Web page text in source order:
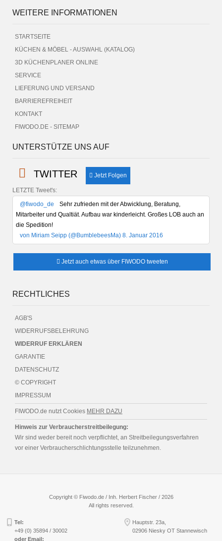
WEITERE INFORMATIONEN
STARTSEITE
KÜCHEN & MÖBEL - AUSWAHL (KATALOG)
3D KÜCHENPLANER ONLINE
SERVICE
LIEFERUNG UND VERSAND
BARRIEREFREIHEIT
KONTAKT
FIWODO.DE - SITEMAP
UNTERSTÜTZE UNS AUF
TWITTER Jetzt Folgen
LETZTE Tweet's:
@fiwodo_de
Sehr zufrieden mit der Abwicklung, Beratung,
Mitarbeiter und Qualtiät. Aufbau war kinderleicht. Großes LOB auch an
die Spedition!
von Miriam Seipp (@BumblebeesMa) 8. Januar 2016
Jetzt auch etwas über FIWODO tweeten
RECHTLICHES
AGB'S
WIDERRUFSBELEHRUNG
WIDERRUF ERKLÄREN
GARANTIE
DATENSCHUTZ
© COPYRIGHT
IMPRESSUM
FIWODO.de nutzt Cookies MEHR DAZU
Hinweis zur Verbraucherstreitbeilegung:
Wir sind weder bereit noch verpflichtet, an Streitbeilegungsverfahren
vor einer Verbraucherschlichtungsstelle teilzunehmen.
Copyright © Fiwodo.de / Inh. Herbert Fischer / 2026
All rights reserved.
Tel:
+49 (0) 35894 / 30002
oder Email:
Hauptstr. 23a,
02906 Niesky OT Stannewisch